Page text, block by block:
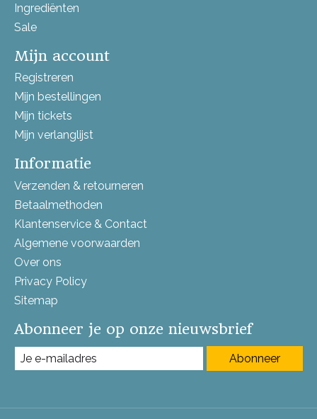
Ingrediënten
Sale
Mijn account
Registreren
Mijn bestellingen
Mijn tickets
Mijn verlanglijst
Informatie
Verzenden & retourneren
Betaalmethoden
Klantenservice & Contact
Algemene voorwaarden
Over ons
Privacy Policy
Sitemap
Abonneer je op onze nieuwsbrief
Abonneer